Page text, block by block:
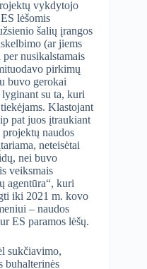
vykdytojo
lėšomis
šalių įrangos
(ar jiems
nusikalstamais
pirkimų
buvo gerokai
su ta, kuri
Klastojant
pat juos įtraukiant
naudos
neteisėtai
nei buvo
veiksmais
agentūra“, kuri
iki 2021 m. kovo
– naudos
ES paramos lėšų.
sukčiavimo,
buhalterinės